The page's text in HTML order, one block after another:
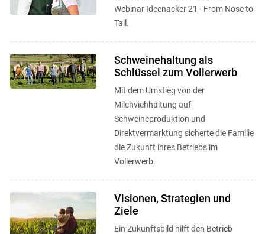
Webinar Ideenacker 21 - From Nose to
Tail.
Schweinehaltung als
Schlüssel zum Vollerwerb
Mit dem Umstieg von der
Milchviehhaltung auf
Schweineproduktion und
Direktvermarktung sicherte die Familie
die Zukunft ihres Betriebs im
Vollerwerb.
Visionen, Strategien und
Ziele
Ein Zukunftsbild hilft den Betrieb